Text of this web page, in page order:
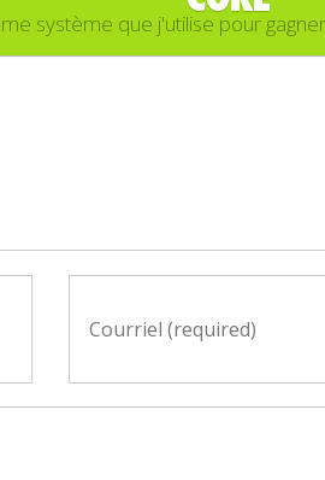
système que j'utilise pour